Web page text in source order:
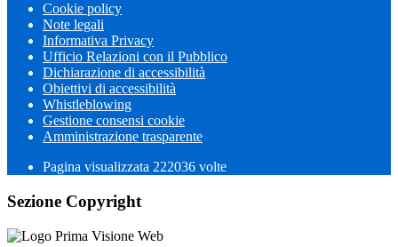
Cookie policy
Note legali
Informativa Privacy
Ufficio Relazioni con il Pubblico
Dichiarazione di accessibilità
Obiettivi di accessibilità
Whistleblowing
Gestione consensi cookie
Amministrazione trasparente
Pagina visualizzata 222036 volte
Sezione Copyright